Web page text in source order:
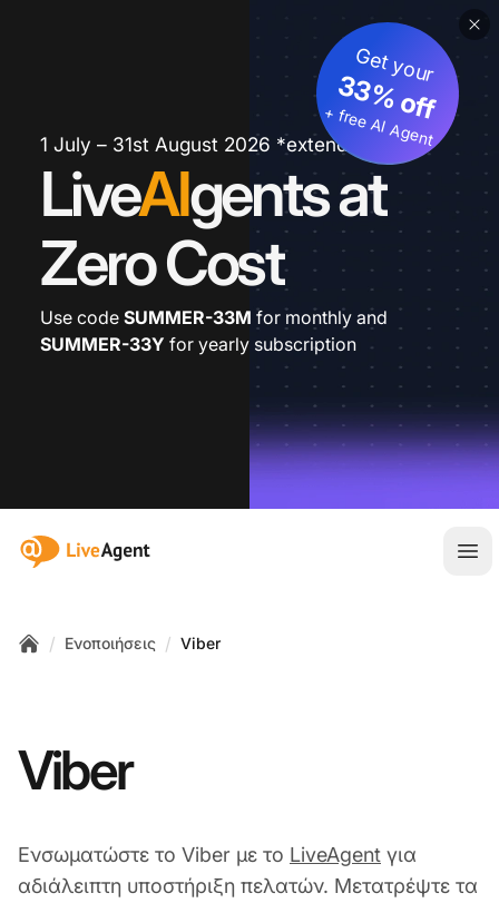
1 July – 31st August 2026 *extended
LiveAIgents at
Zero Cost
Get your
33% off
+ free AI Agent
Use code SUMMER-33M for monthly and
SUMMER-33Y for yearly subscription
:site.title
/ Ενοποιήσεις / Viber
Viber
Ενσωματώστε το Viber με το LiveAgent για
αδιάλειπτη υποστήριξη πελατών. Μετατρέψτε τα